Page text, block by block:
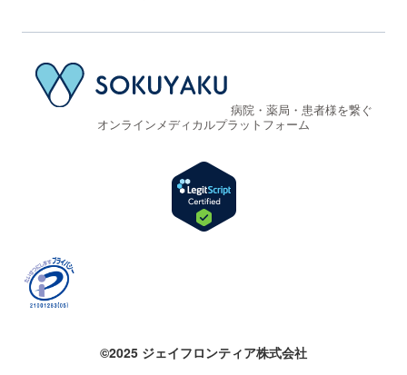
病院・薬局・患者様を繋ぐ
オンラインメディカルプラットフォーム
©2025 ジェイフロンティア株式会社